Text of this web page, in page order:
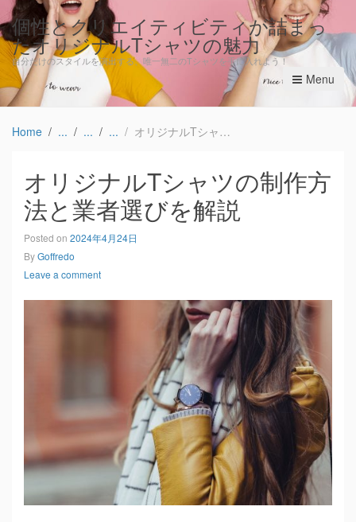
個性とクリエイティビティが詰まっ
たオリジナルTシャツの魅力
自分だけのスタイルを演出する、唯一無二のTシャツを手に入れよう！
Menu
Home オリジナルTシャツの制作方法と業者選びを解説
オリジナルTシャツの制作方
法と業者選びを解説
Posted on 2024年4月24日
ByGoffredo
Leave a comment